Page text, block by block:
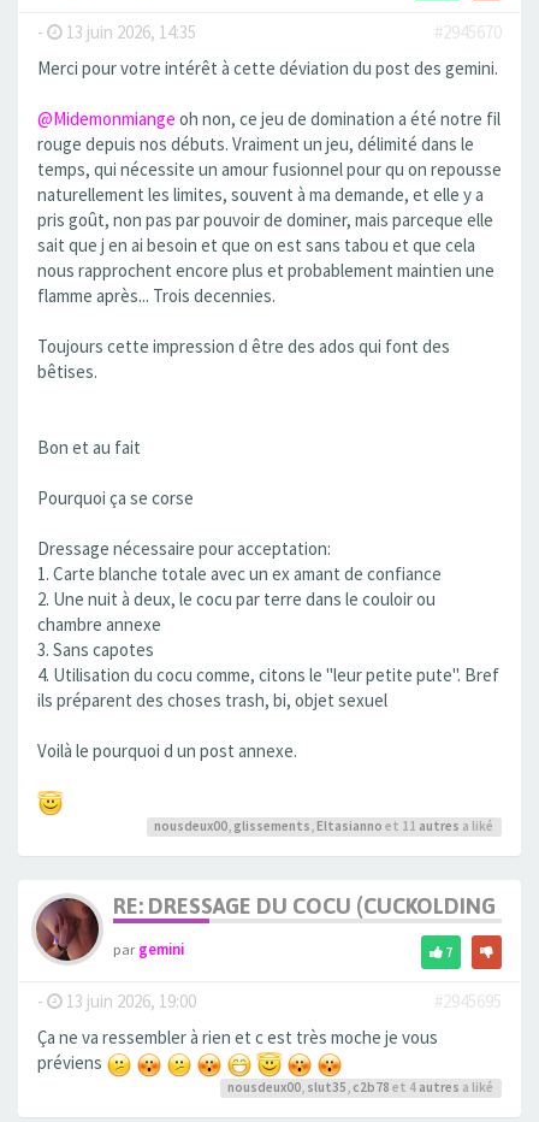
- 13 juin 2026, 14:35
#2945670
Merci pour votre intérêt à cette déviation du post des gemini.
@Midemonmiange oh non, ce jeu de domination a été notre fil
rouge depuis nos débuts. Vraiment un jeu, délimité dans le
temps, qui nécessite un amour fusionnel pour qu on repousse
naturellement les limites, souvent à ma demande, et elle y a
pris goût, non pas par pouvoir de dominer, mais parceque elle
sait que j en ai besoin et que on est sans tabou et que cela
nous rapprochent encore plus et probablement maintien une
flamme après... Trois decennies.
Toujours cette impression d être des ados qui font des
bêtises.
Bon et au fait
Pourquoi ça se corse
Dressage nécessaire pour acceptation:
1. Carte blanche totale avec un ex amant de confiance
2. Une nuit à deux, le cocu par terre dans le couloir ou
chambre annexe
3. Sans capotes
4. Utilisation du cocu comme, citons le "leur petite pute". Bref
ils préparent des choses trash, bi, objet sexuel
Voilà le pourquoi d un post annexe.
nousdeux00, glissements, Eltasianno et 11 autres a liké
RE: DRESSAGE DU COCU (CUCKOLDING
pargemini 7
- 13 juin 2026, 19:00
#2945695
Ça ne va ressembler à rien et c est très moche je vous
préviens
nousdeux00, slut35, c2b78 et 4 autres a liké